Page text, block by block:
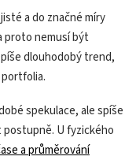
a do značné míry
proto nemusí být
dlouhodobý trend,
spekulace, ale spíše
U fyzického
a průměrování